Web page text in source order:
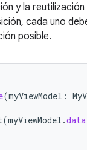
y la
cada uno
posible.
(myViewModel :
(myViewModel .data